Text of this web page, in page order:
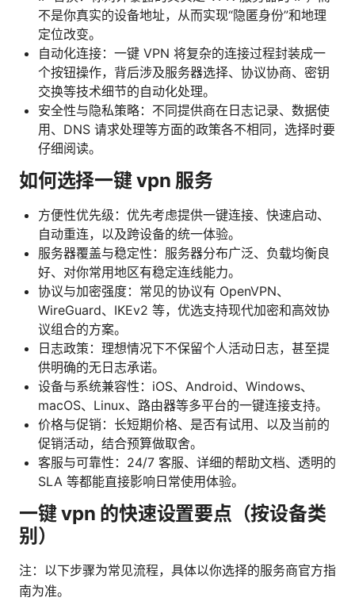
不是你真实的设备地址，从而实现“隐匿身份”和地理
定位改变。
自动化连接：一键 VPN 将复杂的连接过程封装成一
个按钮操作，背后涉及服务器选择、协议协商、密钥
交换等技术细节的自动化处理。
安全性与隐私策略：不同提供商在日志记录、数据使
用、DNS 请求处理等方面的政策各不相同，选择时要
仔细阅读。
如何选择一键 vpn 服务
方便性优先级：优先考虑提供一键连接、快速启动、
自动重连，以及跨设备的统一体验。
服务器覆盖与稳定性：服务器分布广泛、负载均衡良
好、对你常用地区有稳定连线能力。
协议与加密强度：常见的协议有 OpenVPN、
WireGuard、IKEv2 等，优选支持现代加密和高效协
议组合的方案。
日志政策：理想情况下不保留个人活动日志，甚至提
供明确的无日志承诺。
设备与系统兼容性：iOS、Android、Windows、
macOS、Linux、路由器等多平台的一键连接支持。
价格与促销：长短期价格、是否有试用、以及当前的
促销活动，结合预算做取舍。
客服与可靠性：24/7 客服、详细的帮助文档、透明的
SLA 等都能直接影响日常使用体验。
一键 vpn 的快速设置要点（按设备类
别）
注：以下步骤为常见流程，具体以你选择的服务商官方指
南为准。